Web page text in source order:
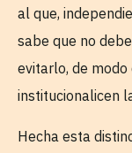
al que,
sabe que no
evitarlo, de modo
institucionalicen
Hecha esta